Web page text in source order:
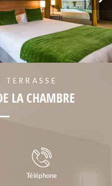
TERRASSE
LA CHAMBRE
Téléphone